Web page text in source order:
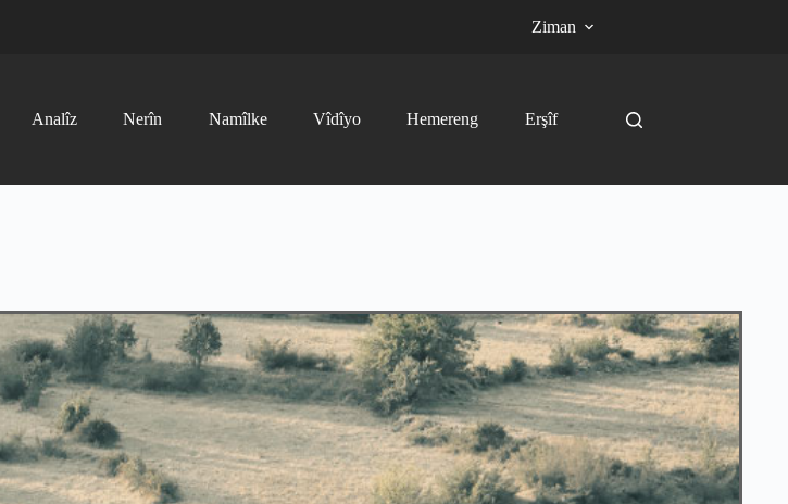
Ziman
Analîz Nerîn Namîlke Vîdîyo Hemereng Erşîf